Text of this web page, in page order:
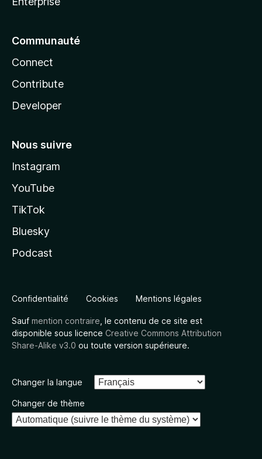
Communauté
Connect
Contribute
Developer
Nous suivre
Instagram
YouTube
TikTok
Bluesky
Podcast
Confidentialité Cookies Mentions légales
Sauf mention contraire , le contenu de ce site est
disponible sous licence Creative Commons Attribution
Share-Alike v3.0 ou toute version supérieure.
Changer la langue
Changer de thème